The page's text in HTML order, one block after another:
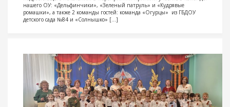
нашего ОУ: «Дельфинчики», «Зеленый патруль» и «Кудрявые
ромашки», а также 2 команды гостей: команда «Огурцы» из ГБДОУ
детского сада №84 и «Солнышко» […]